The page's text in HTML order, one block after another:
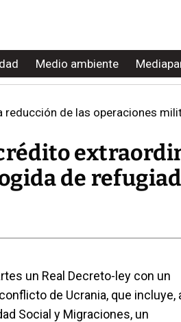
Medio ambiente
de las operaciones
de
un Real Decreto-ley con un
de Ucrania, que incluye,
Social y Migraciones, un